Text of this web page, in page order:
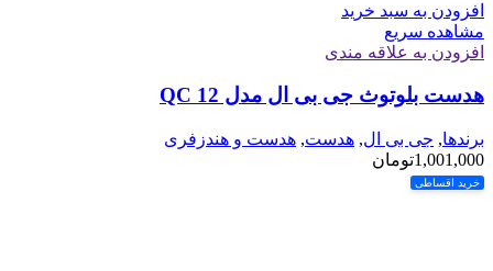
افزودن به سبد خرید
مشاهده سریع
افزودن به علاقه مندی
هدست بلوتوث جی بی ال مدل QC 12
برندها, جی بی ال, هدست, هدست و هندزفری
1,001,000تومان
خرید اقساطی